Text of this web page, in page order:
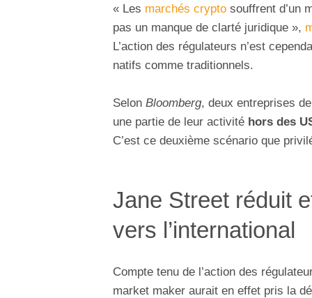
« Les marchés crypto souffrent d’un
pas un manque de clarté juridique »,
L’action des régulateurs n’est
natifs comme traditionnels.
Selon Bloomberg, deux entreprises
une partie de leur activité hors des
C’est ce deuxième scénario que
Jane Street réduit
vers l’international
Compte tenu de l’action des
market maker aurait en effet pris la